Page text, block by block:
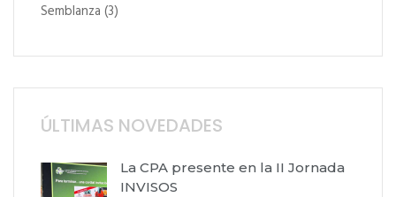
Semblanza (3)
ÚLTIMAS NOVEDADES
La CPA presente en la II Jornada
INVISOS